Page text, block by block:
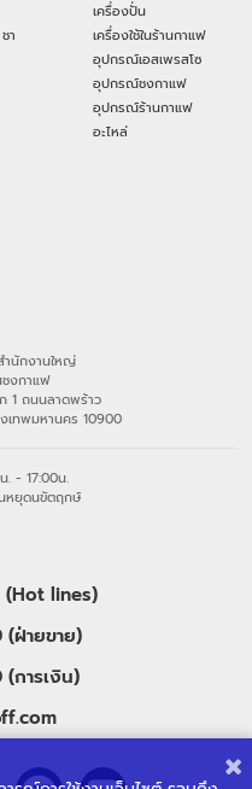
า
เครื่องปั่น
เครื่องใช้ในร้านกาแฟ
อุปกรณ์เอสเพรสโซ
อุปกรณ์ชงกาแฟ
อุปกรณ์ร้านกาแฟ
อะไหล่
ำนักงานใหญ่
ชงกาแฟ
1 ถนนลาดพร้าว
เทพมหานคร 10900
. - 17:00น.
หยุดนขัตฤกษ์
lines)
ฝ่ายขาย)
การเงิน)